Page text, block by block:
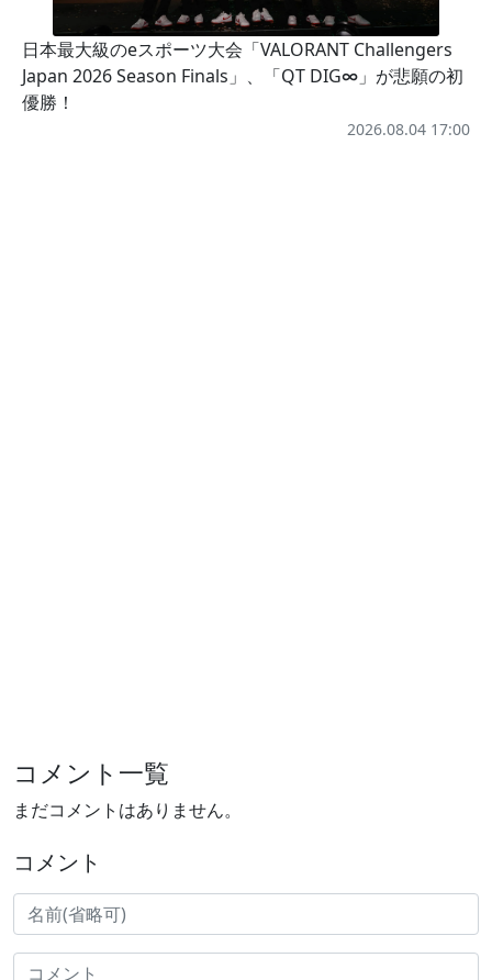
日本最大級のeスポーツ大会「VALORANT Challengers
Japan 2026 Season Finals」、「QT DIG∞」が悲願の初
優勝！
2026.08.04 17:00
コメント一覧
まだコメントはありません。
コメント